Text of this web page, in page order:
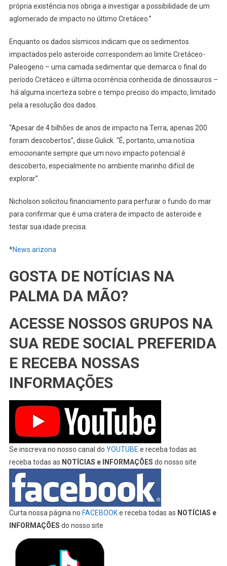
própria existência nos obriga a investigar a possibilidade de um
aglomerado de impacto no último Cretáceo.”
Enquanto os dados sísmicos indicam que os sedimentos
impactados pelo asteroide correspondem ao limite Cretáceo-
Paleogeno – uma camada sedimentar que demarca o final do
período Cretáceo e última ocorrência conhecida de dinossauros –
há alguma incerteza sobre o tempo preciso do impacto, limitado
pela a resolução dos dados.
“Apesar de 4 bilhões de anos de impacto na Terra, apenas 200
foram descobertos”, disse Gulick. “É, portanto, uma notícia
emocionante sempre que um novo impacto potencial é
descoberto, especialmente no ambiente marinho difícil de
explorar”.
Nicholson solicitou financiamento para perfurar o fundo do mar
para confirmar que é uma cratera de impacto de asteroide e
testar sua idade precisa.
*News.arizona
GOSTA DE NOTÍCIAS NA
PALMA DA MÃO?
ACESSE NOSSOS GRUPOS NA
SUA REDE SOCIAL PREFERIDA
E RECEBA NOSSAS
INFORMAÇÕES
Se inscreva no nosso canal do YOUTUBE e receba todas as
receba todas as NOTÍCIAS e INFORMAÇÕES do nosso site
Curta nossa página no FACEBOOKe receba todas as NOTÍCIAS e
INFORMAÇÕES do nosso site